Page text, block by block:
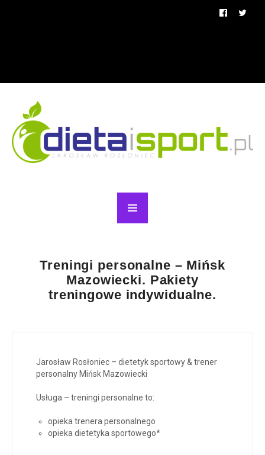
Treningi personalne – Mińsk
Mazowiecki. Pakiety
treningowe indywidualne.
Jarosław Rosłoniec – dietetyk sportowy & trener
personalny Mińsk Mazowiecki
Usługa – treningi personalne to:
opieka trenera personalnego
opieka dietetyka sportowego*